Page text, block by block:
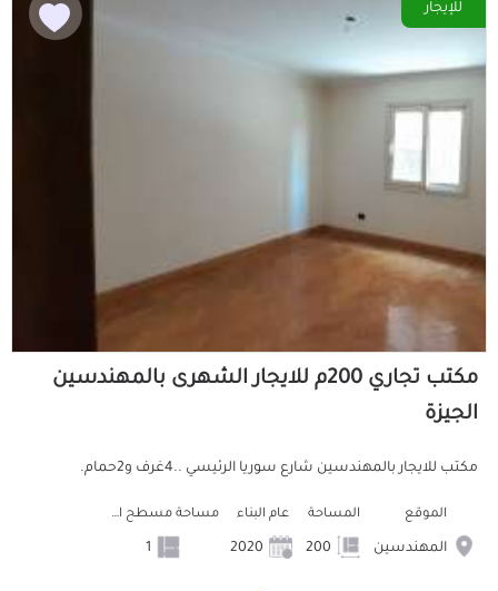
للإيجار
مكتب تجاري 200م للايجار الشهرى بالمهندسين
الجيزة
مكتب للايجار بالمهندسين شارع سوريا الرئيسي ..4غرف و2حمام.
الموقع
المهندسين
المساحة عام البناء مساحة مسطح البناء